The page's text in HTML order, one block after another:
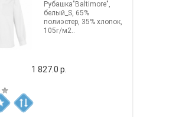
Рубашка"Baltimore",
белый_S, 65%
полиэстер, 35% хлопок,
105г/м2..
1 827.0 р.